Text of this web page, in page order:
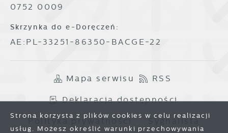
0752 0009
Skrzynka do e-Doręczeń:
AE:PL-33251-86350-BACGE-22
Mapa serwisu RSS
Deklaracja dostępności
Polityka prywatności Sygnalista
Strona korzysta z plików cookies w celu realizacji
usług. Możesz określić warunki przechowywania